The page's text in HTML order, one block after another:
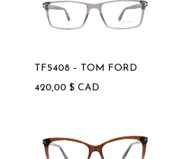
TF5408 – TOM FORD
420,00 $ CAD